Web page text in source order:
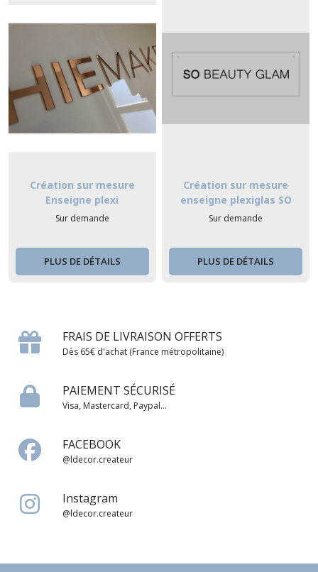
Création sur mesure
Enseigne plexi
Sur demande
PLUS DE DÉTAILS
Création sur mesure
enseigne plexiglas SO
BEAUTY GLAM
Sur demande
PLUS DE DÉTAILS
FRAIS DE LIVRAISON OFFERTS
Dès 65€ d'achat (France métropolitaine)
PAIEMENT SÉCURISÉ
Visa, Mastercard, Paypal...
FACEBOOK
@ldecor.createur
Instagram
@ldecor.createur